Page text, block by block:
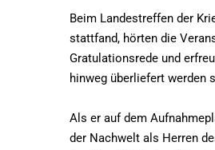
Beim Landestreffen der
stattfand, hörten die
Gratulationsrede und
hinweg überliefert werden
Als er auf dem
der Nachwelt als Herren